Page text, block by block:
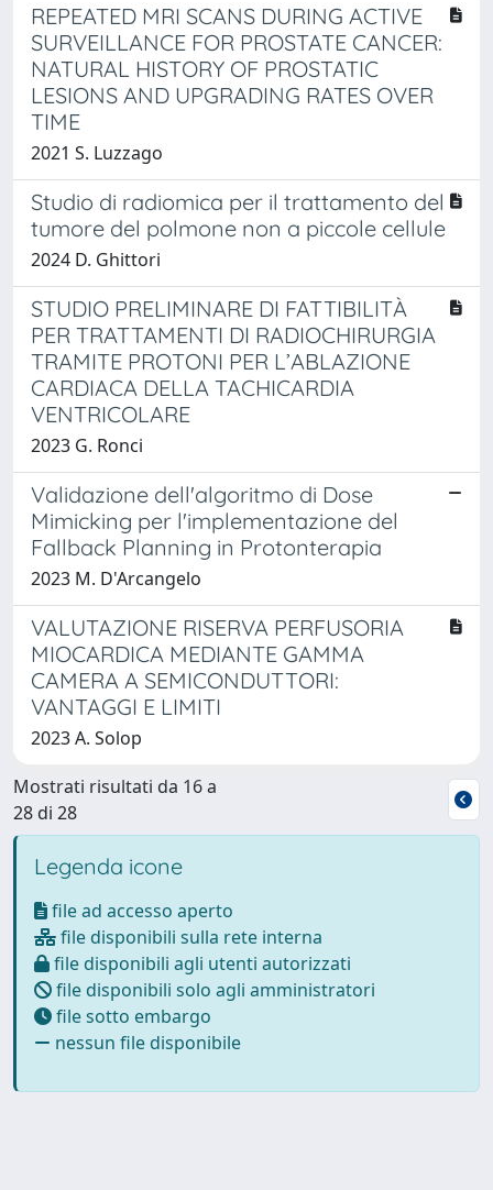
REPEATED MRI SCANS DURING ACTIVE
SURVEILLANCE FOR PROSTATE CANCER:
NATURAL HISTORY OF PROSTATIC
LESIONS AND UPGRADING RATES OVER
TIME
2021 S. Luzzago
Studio di radiomica per il trattamento del
tumore del polmone non a piccole cellule
2024 D. Ghittori
STUDIO PRELIMINARE DI FATTIBILITÀ
PER TRATTAMENTI DI RADIOCHIRURGIA
TRAMITE PROTONI PER L’ABLAZIONE
CARDIACA DELLA TACHICARDIA
VENTRICOLARE
2023 G. Ronci
Validazione dell'algoritmo di Dose
Mimicking per l'implementazione del
Fallback Planning in Protonterapia
2023 M. D'Arcangelo
VALUTAZIONE RISERVA PERFUSORIA
MIOCARDICA MEDIANTE GAMMA
CAMERA A SEMICONDUTTORI:
VANTAGGI E LIMITI
2023 A. Solop
Mostrati risultati da 16 a
28 di 28
Legenda icone
file ad accesso aperto
file disponibili sulla rete interna
file disponibili agli utenti autorizzati
file disponibili solo agli amministratori
file sotto embargo
nessun file disponibile